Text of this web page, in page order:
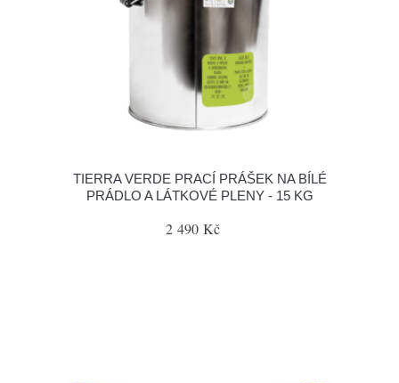
TIERRA VERDE PRACÍ PRÁŠEK NA BÍLÉ
PRÁDLO A LÁTKOVÉ PLENY - 15 KG
2 490 Kč